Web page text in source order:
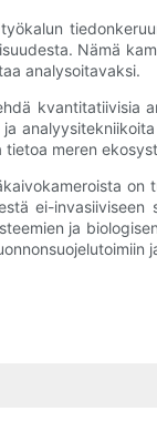
Nämä
analysoitavaksi.
kvantitatiivisia
meren
ei-
ja